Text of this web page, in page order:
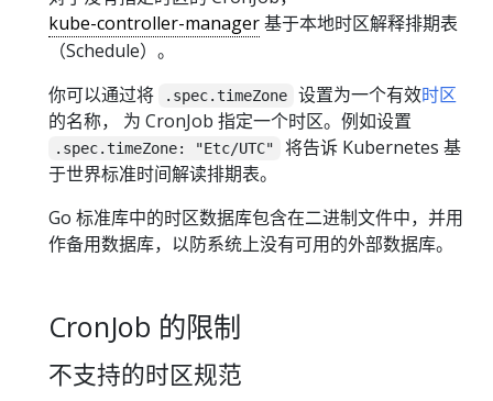
kube-controller-manager基于本地时区解释排期表
（Schedule）。
你可以通过将
.spec.timeZone 设置为一个有效时区
的名称， 为 CronJob 指定一个时区。例如设置
.spec.timeZone: "Etc/UTC"
将告诉 Kubernetes 基
于世界标准时间解读排期表。
Go 标准库中的时区数据库包含在二进制文件中，并用
作备用数据库，以防系统上没有可用的外部数据库。
CronJob 的限制
不支持的时区规范